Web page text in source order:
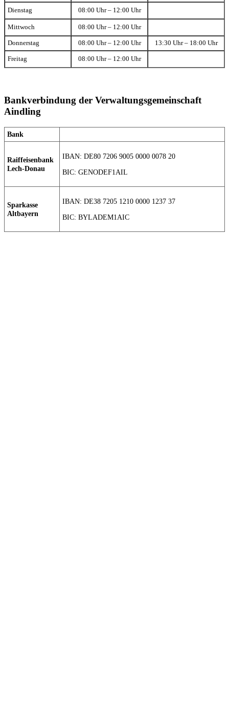
Dienstag 08:00 Uhr – 12:00 Uhr
Mittwoch 08:00 Uhr – 12:00 Uhr
Donnerstag 08:00 Uhr – 12:00 Uhr 13:30 Uhr – 18:00 Uhr
Freitag 08:00 Uhr – 12:00 Uhr
Bankverbindung der Verwaltungsgemeinschaft
Aindling
Bank
Raiffeisenbank
Lech-Donau
IBAN: DE80 7206 9005 0000 0078 20
BIC: GENODEF1AIL
Sparkasse
Altbayern
IBAN: DE38 7205 1210 0000 1237 37
BIC: BYLADEM1AIC